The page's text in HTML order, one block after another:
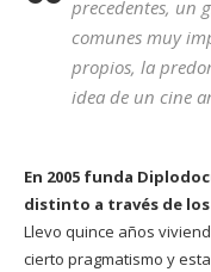
precedentes, un
comunes muy
propios, la
idea de un cine
En 2005 funda
distinto a través de
Llevo quince años
cierto pragmatismo y